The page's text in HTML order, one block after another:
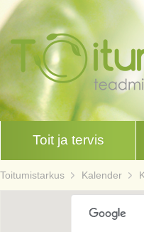
Toit ja tervis
Toitumistarkus Kalender